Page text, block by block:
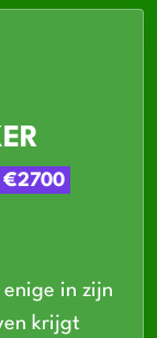
€2700
in zijn
krijgt